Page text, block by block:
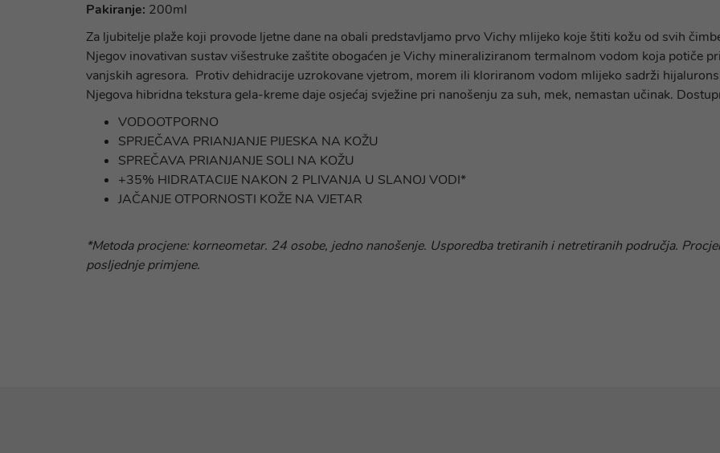
Pakiranje: 200ml
Za ljubitelje plaže koji provode ljetne dane na obali predstavljamo prvo Vichy mlijeko koje štiti kožu od svih
Njegov inovativan sustav višestruke zaštite obogaćen je Vichy mineraliziranom termalnom vodom koja potiče
vanjskih agresora. Protiv dehidracije uzrokovane vjetrom, morem ili kloriranom vodom mlijeko sadrži
Njegova hibridna tekstura gela-kreme daje osjećaj svježine pri nanošenju za suh, mek, nemastan učinak.
VODOOTPORNO
SPRJEČAVA PRIANJANJE PIJESKA NA KOŽU
SPREČAVA PRIANJANJE SOLI NA KOŽU
+35% HIDRATACIJE NAKON 2 PLIVANJA U SLANOJ VODI*
JAČANJE OTPORNOSTI KOŽE NA VJETAR
*Metoda procjene: korneometar. 24 osobe, jedno nanošenje. Usporedba tretiranih i netretiranih područja.
posljednje primjene.